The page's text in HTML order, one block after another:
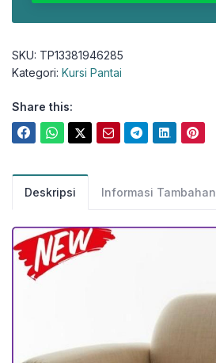
SKU: TP13381946285
Kategori: Kursi Pantai
Share this:
Deskripsi Informasi Tambahan